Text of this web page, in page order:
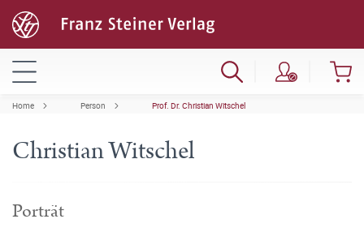
Home Person Prof. Dr. Christian Witschel
Christian Witschel
Porträt